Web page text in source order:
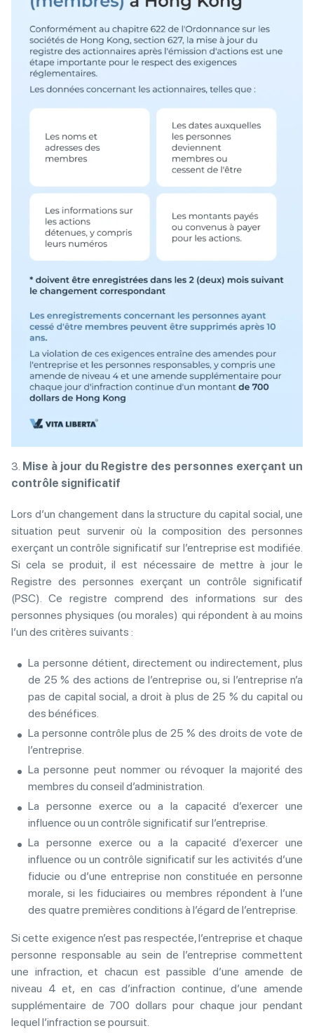
3. Mise à jour du Registre des personnes exerçant un
contrôle significatif
Lors d’un changement dans la structure du capital social, une
situation peut survenir où la composition des personnes
exerçant un contrôle significatif sur l’entreprise est modifiée.
Si cela se produit, il est nécessaire de mettre à jour le
Registre des personnes exerçant un contrôle significatif
(PSC). Ce registre comprend des informations sur des
personnes physiques (ou morales) qui répondent à au moins
l’un des critères suivants :
La personne détient, directement ou indirectement, plus
de 25 % des actions de l’entreprise ou, si l’entreprise n’a
pas de capital social, a droit à plus de 25 % du capital ou
des bénéfices.
La personne contrôle plus de 25 % des droits de vote de
l’entreprise.
La personne peut nommer ou révoquer la majorité des
membres du conseil d’administration.
La personne exerce ou a la capacité d’exercer une
influence ou un contrôle significatif sur l’entreprise.
La personne exerce ou a la capacité d’exercer une
influence ou un contrôle significatif sur les activités d’une
fiducie ou d’une entreprise non constituée en personne
morale, si les fiduciaires ou membres répondent à l’une
des quatre premières conditions à l’égard de l’entreprise.
Si cette exigence n’est pas respectée, l’entreprise et chaque
personne responsable au sein de l’entreprise commettent
une infraction, et chacun est passible d’une amende de
niveau 4 et, en cas d’infraction continue, d’une amende
supplémentaire de 700 dollars pour chaque jour pendant
lequel l’infraction se poursuit.